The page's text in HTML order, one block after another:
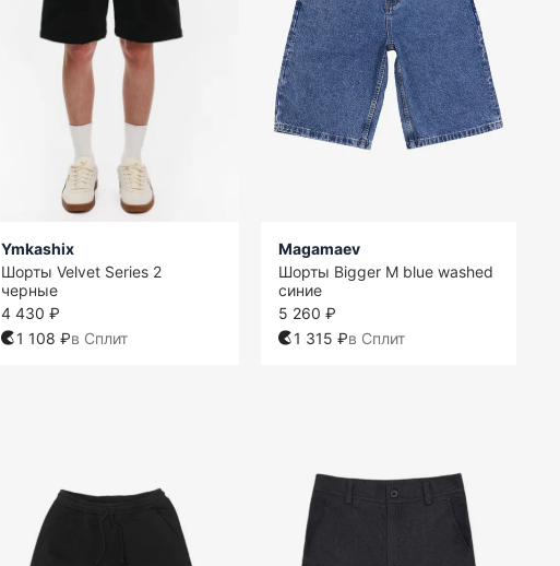
Ymkashix
Шорты Velvet Series 2
черные
4 430 ₽
1 108 ₽в Сплит
Magamaev
Шорты Bigger M blue washed
синие
5 260 ₽
1 315 ₽в Сплит